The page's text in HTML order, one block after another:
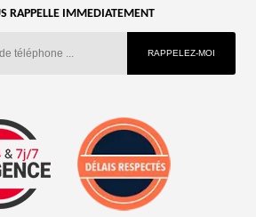
RAPPELLE IMMEDIATEMENT